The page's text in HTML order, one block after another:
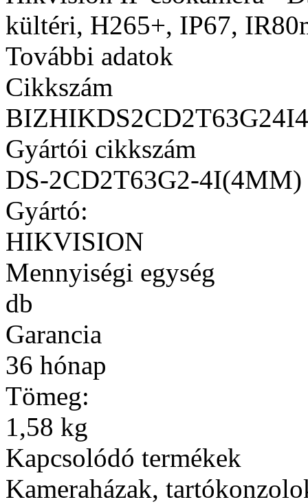
kültéri, H265+, IP67,
További adatok
Cikkszám
BIZHIKDS2CD2T63G24I4
Gyártói cikkszám
DS-2CD2T63G2-4I(4MM)
Gyártó:
HIKVISION
Mennyiségi egység
db
Garancia
36 hónap
Tömeg:
1,58 kg
Kapcsolódó termékek
Kameraházak,